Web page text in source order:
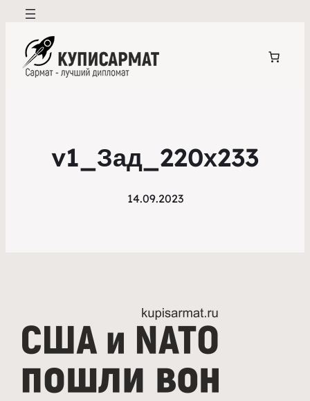
v1_Зад_220х233
14.09.2023